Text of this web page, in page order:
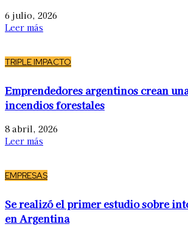
6 julio, 2026
Leer más
TRIPLE IMPACTO
Emprendedores argentinos crean
incendios forestales
8 abril, 2026
Leer más
EMPRESAS
Se realizó el primer estudio sobre
en Argentina